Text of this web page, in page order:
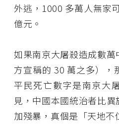
外逃，1000 多萬人無家
億元。
如果南京大屠殺造成數
方宣稱的 30 萬之多），
平民死亡數字是南京大
見，中國本國統治者比
加殘暴，真個是「天地不